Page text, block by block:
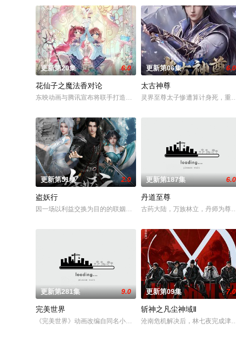
更新第20集 6.0
花仙子之魔法香对论
东映动画与腾讯宣布将联手打造『花仙子』全新动画 新作将继承经典
更新第06集 6.0
太古神尊
灵界至尊太子惨遭算计身死，重
更新第51集 2.0
盗妖行
因一场以利益交换为目的的联姻，太玄楼刺客江元与九璇宗圣女韶月
更新第187集 6.0
丹道至尊
古药大陆，万族林立，丹师为尊
更新第281集 9.0
完美世界
《完美世界》动画改编自同名小说。他为修道而生，为应劫而至，他
更新第09集 7.0
斩神之凡尘神域Ⅱ
沧南危机解决后，林七夜完成津